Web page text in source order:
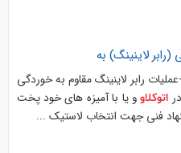
لاینینگ) به
رابر لاینینگ مقاوم به خوردگی
اتوکلاوو یا با آمیزه های خود پخت
فنی جهت انتخاب لاستیک ...